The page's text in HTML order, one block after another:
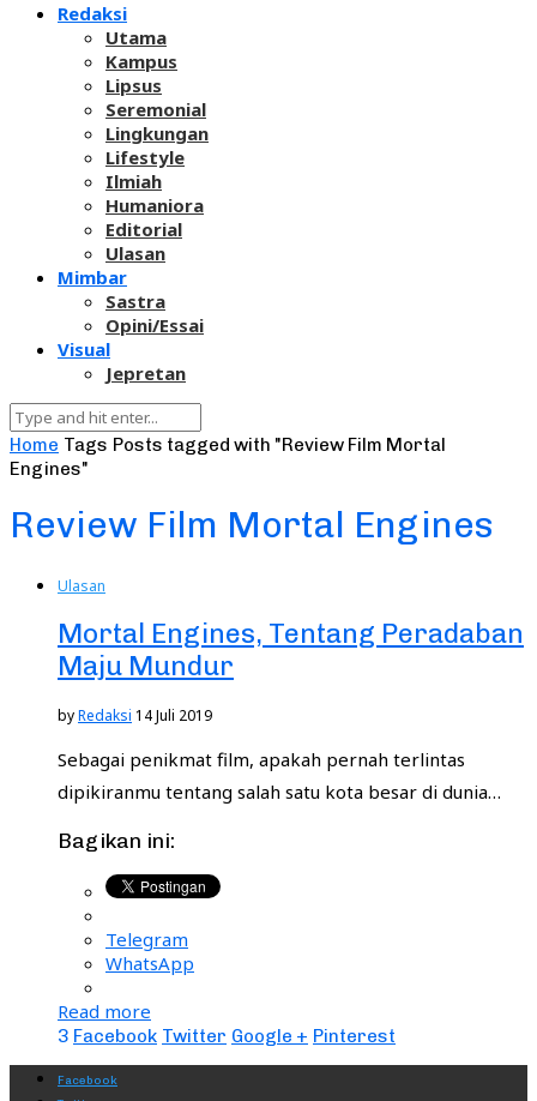
Redaksi
Utama
Kampus
Lipsus
Seremonial
Lingkungan
Lifestyle
Ilmiah
Humaniora
Editorial
Ulasan
Mimbar
Sastra
Opini/Essai
Visual
Jepretan
Home Tags Posts tagged with "Review Film Mortal
Engines"
Review Film Mortal Engines
Ulasan
Mortal Engines, Tentang Peradaban
Maju Mundur
byRedaksi 14 Juli 2019
Sebagai penikmat film, apakah pernah terlintas
dipikiranmu tentang salah satu kota besar di dunia…
Bagikan ini:
Telegram
WhatsApp
Read more
3 Facebook Twitter Google + Pinterest
Facebook